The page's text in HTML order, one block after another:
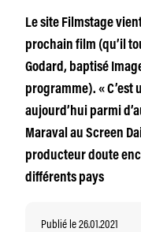
Le site Filmstage
prochain film (qu’il
Godard, baptisé
programme). « C’est
aujourd’hui parmi
Maraval au Screen
producteur doute
différents pays
Publié le 26.01.2021